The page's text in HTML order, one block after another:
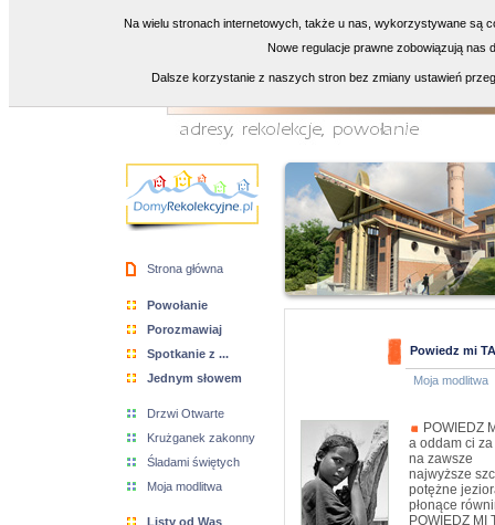
Strona główna
Powołanie
Porozmawiaj
Spotkanie z ...
Jednym słowem
Drzwi Otwarte
Krużganek zakonny
Śladami świętych
Moja modlitwa
Listy od Was
Powiedz mi
Moja modlitwa
POWIEDZ
a oddam ci
na zawsze
najwyższe
potężne
płonące
POWIEDZ MI
Na wielu stronach internetowych, także u nas, wykorzystywane są
Nowe regulacje prawne zobowiązują nas
Dalsze korzystanie z naszych stron bez zmiany ustawień